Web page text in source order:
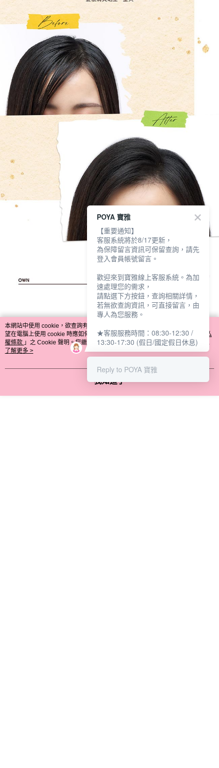
本網站中使用 cookie，欲查詢有關本網站使用 cookie 方式之詳情，及若您不希
望在電腦上使用 cookie 時應如何變更電腦的 cookie 設定，請參閱本網站「
隱私
權條款 」之 Cookie 聲明。您繼續使用本網站即表示您同意本公司得按本網站使
用條款之 Cookie 聲明使用 cookie。
了解更多 >
我知道了
POYA 寶雅
【重要通知】
客服系統將於8/17更新，
為保障留言資訊可保留查詢，請先
登入會員帳號留言。
歡迎來到寶雅線上客服系統。為加
速處理您的需求，
請點選下方按鈕，查詢相關詳情，
若無欲查詢資訊，可直接留言，由
專人為您服務。
★客服服務時間：08:30-12:30 /
13:30-17:30 (假日/國定假日休息)
Reply to POYA 寶雅